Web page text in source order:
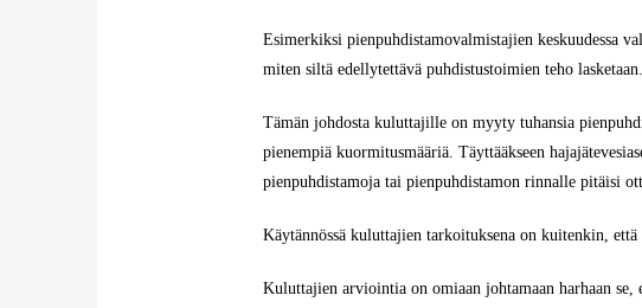
Esimerkiksi pienpuhdistamovalmistajien keskuudessa
miten siltä edellytettävä puhdistustoimien teho lasketaan.
Tämän johdosta kuluttajille on myyty tuhansia
pienempiä kuormitusmääriä. Täyttääkseen
pienpuhdistamoja tai pienpuhdistamon rinnalle pitäisi
Käytännössä kuluttajien tarkoituksena on kuitenkin,
Kuluttajien arviointia on omiaan johtamaan harhaan